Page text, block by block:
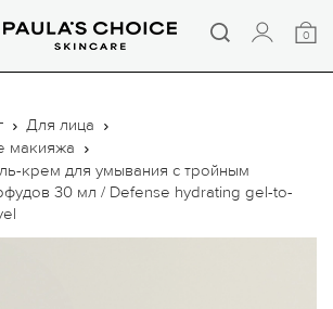
0
Для лица
макияжа
крем для умывания с тройным
30 мл / Defense hydrating gel-to-